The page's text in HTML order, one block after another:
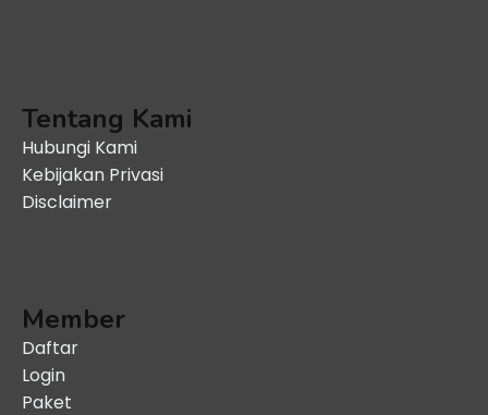
Tentang Kami
Hubungi Kami
Kebijakan Privasi
Disclaimer
Member
Daftar
Login
Paket